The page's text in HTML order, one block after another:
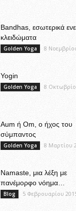
Bandhas, εσωτερικά
κλειδώματα
Golden Yoga 8
Yogin
Golden Yoga 8
Aum ή Om, ο ήχος του
σύμπαντος
Golden Yoga 8 Μαρτίου
Namaste, μια λέξη με
πανέμορφο νόημα…
Blog 5 Φεβρουαρίου